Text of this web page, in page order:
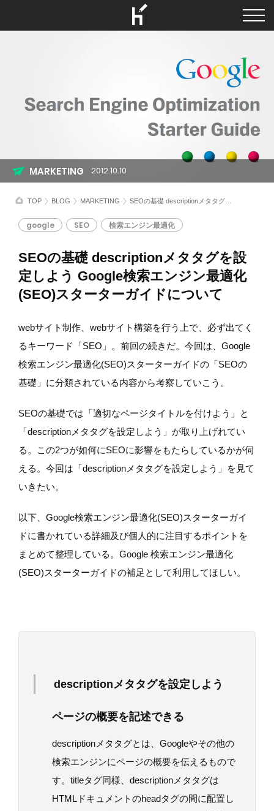
TOP BLOG MARKETING SEOの基礎 descriptionメタタグを設定しよう Google検索エンジン最適化(SEO)スターターガイドについて
SEOの基礎 descriptionメタタグを設
定しよう Google検索エンジン最適化
(SEO)スターターガイドについて
google SEO 検索エンジン最適化
MARKETING 2012.10.10
webサイト制作、webサイト構築を行う上で、必ず出てく
るキーワード「SEO」。前回の続きだ。今回は、Google
検索エンジン最適化(SEO)スターターガイドの「SEOの
基礎」に分類されている内容から考察していこう。
SEOの基礎では「適切なページタイトルを付けよう」と
「descriptionメタタグを設定しよう」が取り上げれてい
る。この2つが如何にSEOに影響をもたらしているかが伺
える。今回は「descriptionメタタグを設定しよう」を見て
いきたい。
以下、Google検索エンジン最適化(SEO)スターターガイ
ドに書かれている詳細及び個人的に注目するポイントを
まとめて整理している。Google 検索エンジン最適化
(SEO)スターターガイドの補足として利用してほしい。
descriptionメタタグを設定しよう
ページの概要を記述できる
descriptionメタタグとは、Googleやその他の
検索エンジンにページの概要を伝えるもので
す。titleタグ同様、descriptionメタタグは
HTMLドキュメントのheadタグの間に配置し